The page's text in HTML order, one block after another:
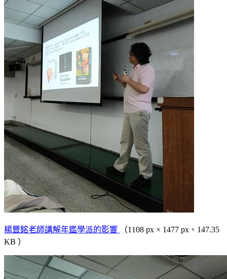
楊豐銘老師講解年鑑學派的影響
（1108 px × 1477 px、147.35
KB ）